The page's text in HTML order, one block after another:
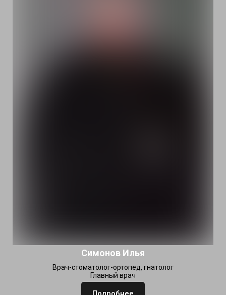
Симонов Илья
Врач-стоматолог-ортопед, гнатолог
Главный врач